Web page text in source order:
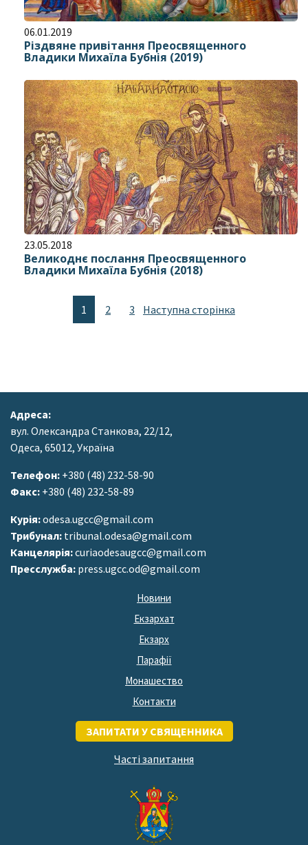
06.01.2019
Різдвяне привітання Преосвященного
Владики Михаїла Бубнія (2019)
23.05.2018
Великоднє послання Преосвященного
Владики Михаїла Бубнія (2018)
1 2 3 Наступна сторінка
Адреса:
вул. Олександра Станкова, 22/12,
Одеса, 65012, Україна
Телефон: +380 (48) 232-58-90
Факс: +380 (48) 232-58-89
Курія:odesa.ugcc@gmail.com
Трибунал: tribunal.odesa@gmail.com
Канцелярія:curiaodesaugcc@gmail.com
Пресслужба: press.ugcc.od@gmail.com
Новини
Екзархат
Екзарх
Парафії
Монашество
Контакти
ЗАПИТАТИ У СВЯЩЕННИКА
Часті запитання